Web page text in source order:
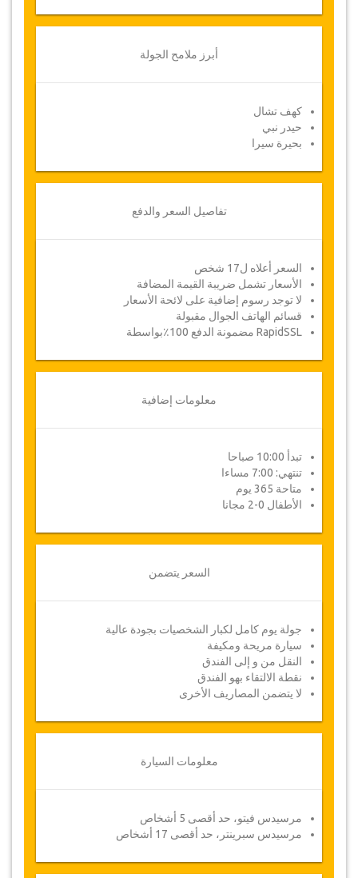
أبرز ملامح الجولة
كهف تشال
حيدر نبي
بحيرة سيرا
تفاصيل السعر والدفع
السعر أعلاه ل17 شخص
الأسعار تشمل ضريبة القيمة المضافة
لا توجد رسوم إضافية على لائحة الأسعار
قسائم الهاتف الجوال مقبولة
RapidSSL مضمونة الدفع 100٪بواسطة
معلومات إضافية
تبدأ 10:00 صباحا
تنتهي: 7:00 مساءا
متاحة 365 يوم
الأطفال 0-2 مجانا
السعر يتضمن
جولة يوم كامل لكبار الشخصيات بجودة عالية
سيارة مريحة ومكيفة
النقل من و إلى الفندق
نقطة الالتقاء بهو الفندق
لا يتضمن المصاريف الأخرى
معلومات السيارة
مرسيدس فيتو، حد أقصى 5 أشخاص
مرسيدس سبرينتر، حد أقصى 17 أشخاص